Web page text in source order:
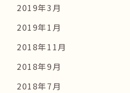
2019年3月
2019年1月
2018年11月
2018年9月
2018年7月